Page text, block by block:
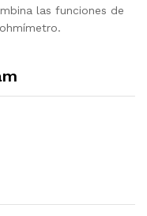
las funciones de